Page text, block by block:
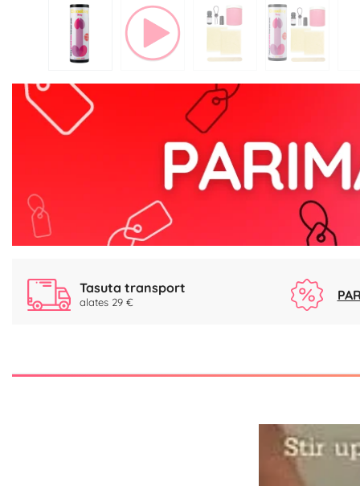
Tasuta transport
alates 29 €